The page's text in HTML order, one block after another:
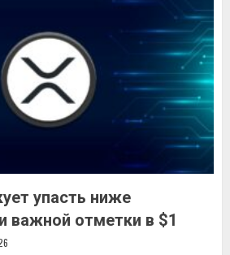
упасть ниже
важной отметки в $1